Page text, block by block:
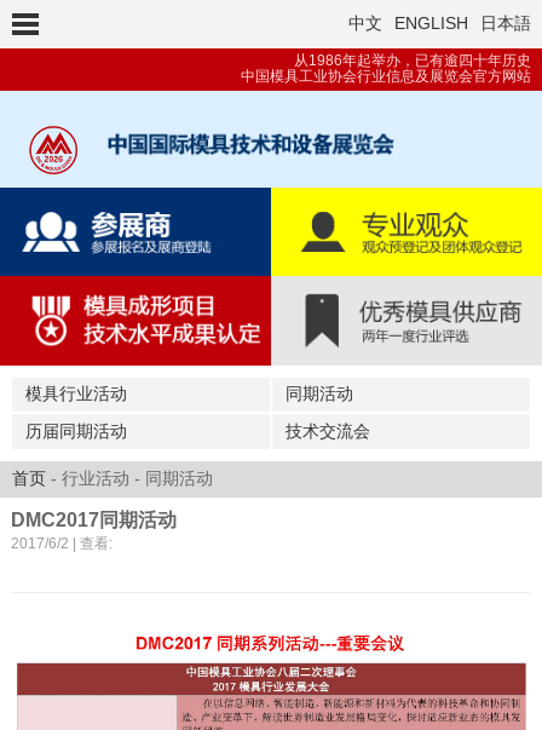
中文 ENGLISH 日本語
从1986年起举办，已有逾四十年历史
中国模具工业协会行业信息及展览会官方网站
模具行业活动 同期活动
历届同期活动 技术交流会
首页 - 行业活动 - 同期活动
DMC2017同期活动
2017/6/2 | 查看: